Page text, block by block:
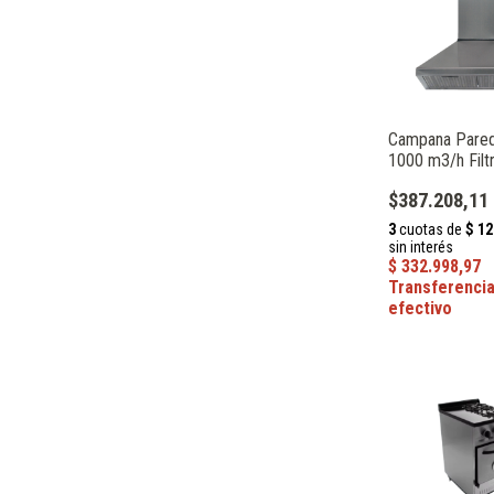
Campana
1000 m3/h
Maraldi
$387.208,11